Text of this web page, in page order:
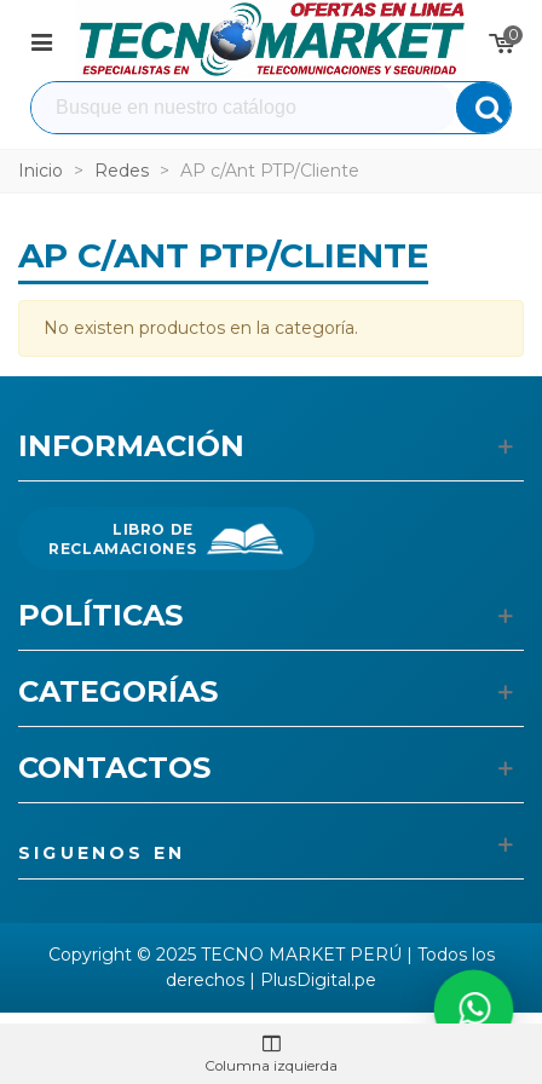
0
Inicio > Redes > AP c/Ant PTP/Cliente
AP C/ANT PTP/CLIENTE
No existen productos en la categoría.
INFORMACIÓN
LIBRO DE
RECLAMACIONES
POLÍTICAS
CATEGORÍAS
CONTACTOS
SIGUENOS EN
Copyright © 2025 TECNO MARKET PERÚ | Todos los
derechos | PlusDigital.pe
Columna izquierda